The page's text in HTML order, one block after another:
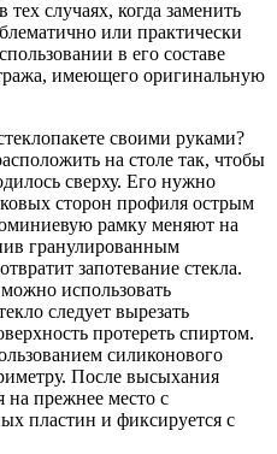
случаях, когда заменить
или практически
в его составе
имеющего оригинальную
своими руками?
на столе так, чтобы
сверху. Его нужно
сторон профиля острым
рамку меняют на
гранулированным
запотевание стекла.
использовать
следует вырезать
протереть спиртом.
силиконового
После высыхания
на прежнее место с
пластин и фиксируется с